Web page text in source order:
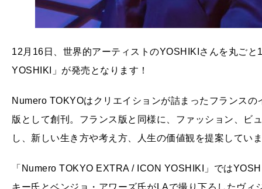
12月16日、世界的アーティストのYOSHIKIさんを丸ご
YOSHIKI」が発売となります！
Numero TOKYOはクリエイションが詰まったフランス
版として創刊。フランス版と同様に、ファッション、ビ
し、新しい生き方や考え方、人生の価値観を提案してい
「Numero TOKYO EXTRA / ICON YOSHIKI」では